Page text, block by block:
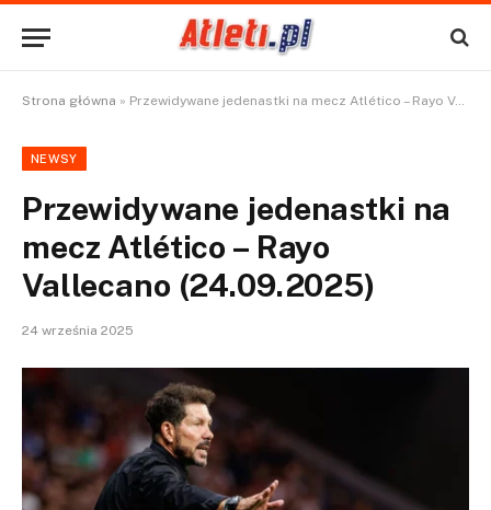
Strona główna » Przewidywane jedenastki na mecz Atlético – Rayo Vallecano (24.09.2025)
NEWSY
Przewidywane jedenastki na
mecz Atlético – Rayo
Vallecano (24.09.2025)
24 września 2025